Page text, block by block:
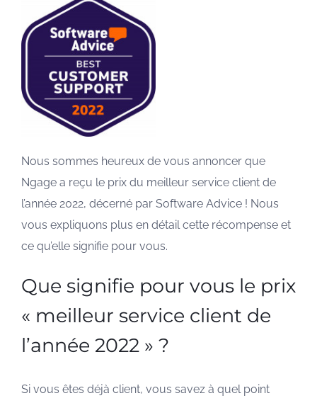
Nous sommes heureux de vous annoncer que
Ngage a reçu le prix du meilleur service client de
l’année 2022, décerné par Software Advice ! Nous
vous expliquons plus en détail cette récompense et
ce qu’elle signifie pour vous.
Que signifie pour vous le prix
« meilleur service client de
l’année 2022 » ?
Si vous êtes déjà client, vous savez à quel point